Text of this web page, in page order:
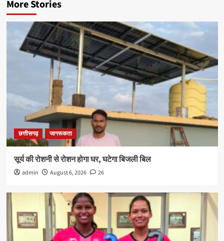
More Stories
छत्तीसगढ़ जागरूकता
सूर्य की रोशनी से रोशन होगा घर, घटेगा बिजली बिल
admin August 6, 2026 26